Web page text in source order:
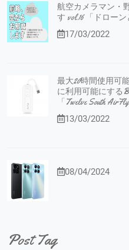
航空カメラマン・
す vol.16 「ドロー
17/03/2022
最大20時間使用可
に利用可能にする
「Twelve South
13/03/2022
08/04/2024
Post Tag